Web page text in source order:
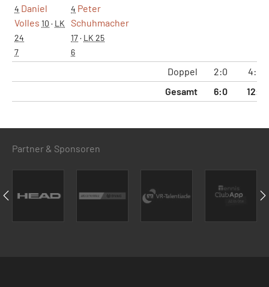
4 Daniel
Volles 10 · LK
24
7
4 Peter
Schuhmacher
17· LK 25
6
Doppel 2:0
4:0
Gesamt
6:0 12:1
Partner & Sponsoren